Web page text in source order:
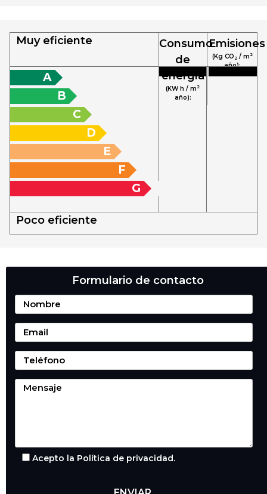
Muy eficiente
Consumo
de
energía
(KW h / m 2
año):
Emisiones
(Kg CO 2 / m 2
año):
A
B
C
D
E
F
G
Poco eficiente
Formulario de contacto
Acepto la Política de privacidad.